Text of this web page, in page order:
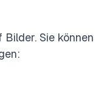
Sie können